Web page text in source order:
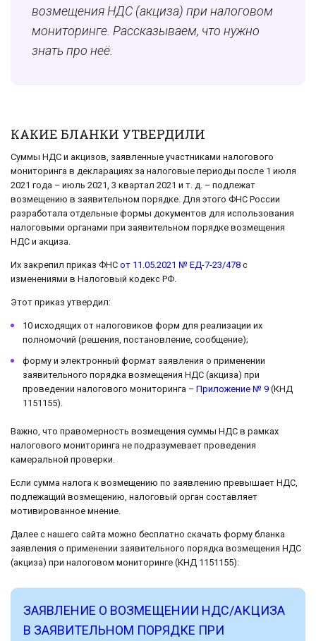
возмещения НДС (акциза) при налоговом
мониторинге. Рассказываем, что нужно
знать про неё.
КАКИЕ БЛАНКИ УТВЕРДИЛИ
Суммы НДС и акцизов, заявленные участниками налогового
мониторинга в декларациях за налоговые периоды после 1 июля
2021 года – июль 2021, 3 квартал 2021 и т. д. – подлежат
возмещению в заявительном порядке. Для этого ФНС России
разработала отдельные формы документов для использования
налоговыми органами при заявительном порядке возмещения
НДС и акциза.
Их закрепил приказ ФНС от 11.05.2021 № ЕД-7-23/478 с
изменениями в Налоговый кодекс РФ.
Этот приказ утвердил:
10 исходящих от налоговиков форм для реализации их
полномочий (решения, постановление, сообщение);
форму и электронный формат заявления о применении
заявительного порядка возмещения НДС (акциза) при
проведении налогового мониторинга – Приложение № 9 (КНД
1151155).
Важно, что правомерность возмещения суммы НДС в рамках
налогового мониторинга не подразумевает проведения
камеральной проверки.
Если сумма налога к возмещению по заявлению превышает НДС,
подлежащий возмещению, налоговый орган составляет
мотивированное мнение.
Далее с нашего сайта можно бесплатно скачать форму бланка
заявления о применении заявительного порядка возмещения НДС
(акциза) при налоговом мониторинге (КНД 1151155):
ЗАЯВЛЕНИЕ О ВОЗМЕЩЕНИИ НДС/АКЦИЗА
В ЗАЯВИТЕЛЬНОМ ПОРЯДКЕ ПРИ